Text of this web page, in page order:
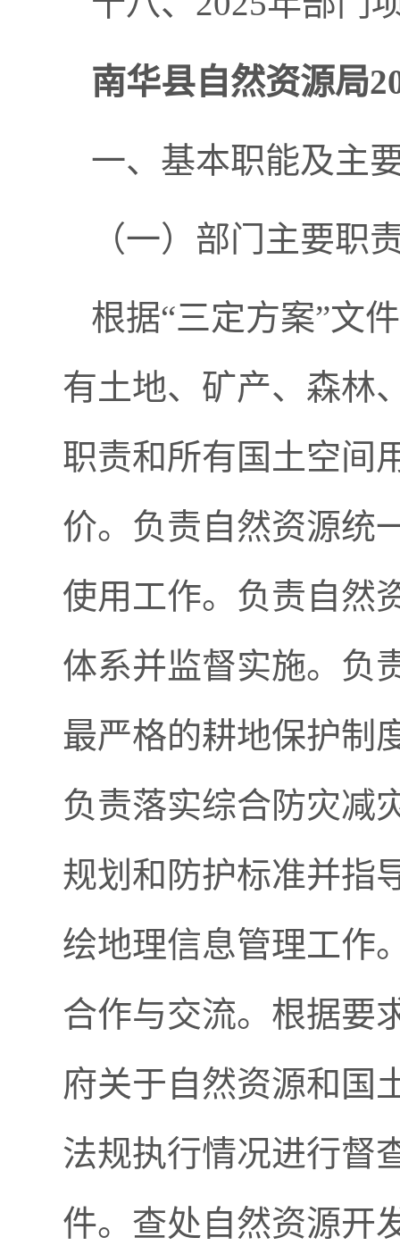
南华县自然资源局
一、基本职能及主
（一）部门主要职
根据“三定方案”文
有土地、矿产、森林
职责和所有国土空间
价。负责自然资源统
使用工作。负责自然
体系并监督实施。负
最严格的耕地保护制
负责落实综合防灾减
规划和防护标准并指
绘地理信息管理工作
合作与交流。根据要
府关于自然资源和国
法规执行情况进行督
件。查处自然资源开